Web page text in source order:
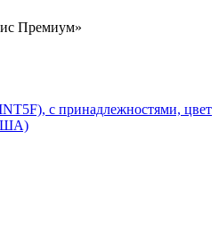
Премиум»
с принадлежностями, цвет